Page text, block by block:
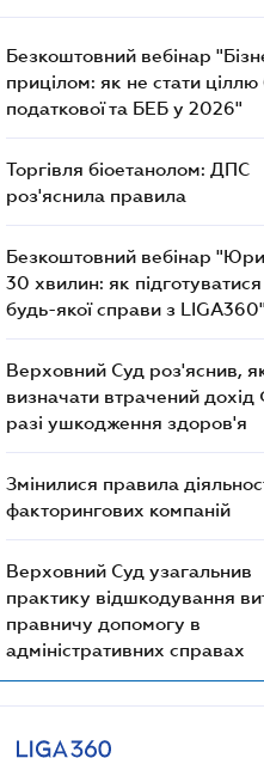
Безкоштовний вебінар
прицілом: як не стати ціллю
податкової та БЕБ у 2026"
Торгівля біоетанолом: ДПС
роз'яснила правила
Безкоштовний вебінар
30 хвилин: як
будь-якої справи з LIGA360"
Верховний Суд роз'яснив,
визначати втрачений
разі ушкодження здоров'я
Змінилися правила
факторингових компаній
Верховний Суд узагальнив
практику відшкодування
правничу допомогу в
адміністративних справах